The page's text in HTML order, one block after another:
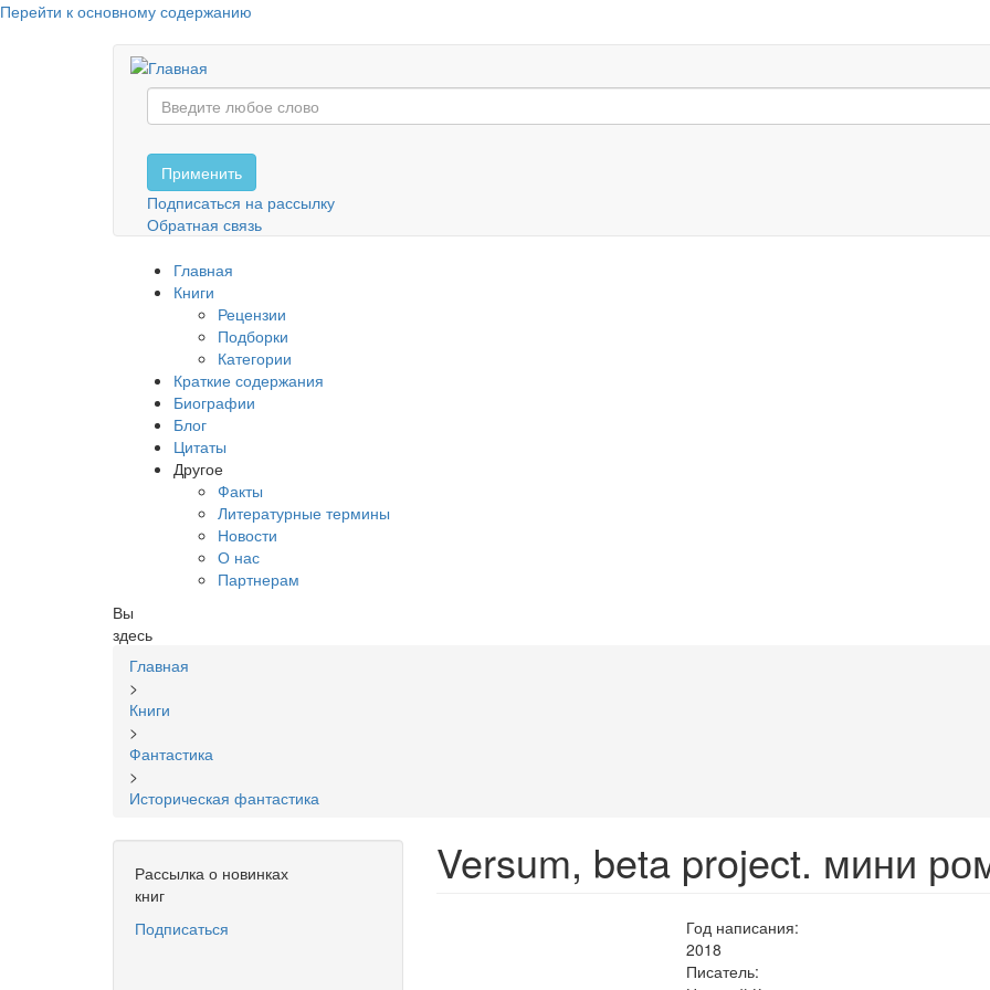
Перейти к основному содержанию
Применить
Подписаться на рассылку
Обратная связь
Главная
Книги
Рецензии
Подборки
Категории
Краткие содержания
Биографии
Блог
Цитаты
Другое
Факты
Литературные термины
Новости
О нас
Партнерам
Вы
здесь
Главная
>
Книги
>
Фантастика
>
Историческая фантастика
Рассылка о новинках
книг
Подписаться
Versum, beta project. мини
Год написания:
2018
Писатель: